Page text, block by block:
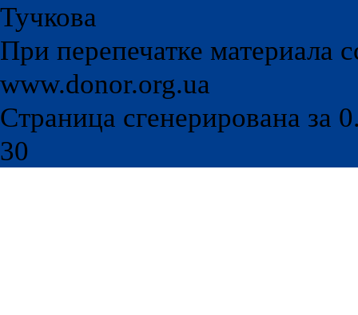
Тучкова
При перепечатке материала
www.donor.org.ua
Страница сгенерирована за
30